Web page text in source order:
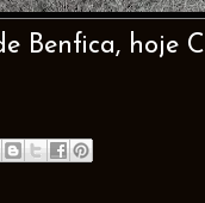
Benfica, hoje